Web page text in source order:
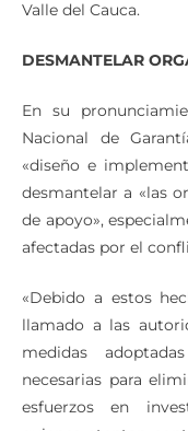
ubicado detrás del
En su
Nacional de
«diseño e
desmantelar a «las
de apoyo»,
«Debido a estos
llamado a las
medidas
necesarias para